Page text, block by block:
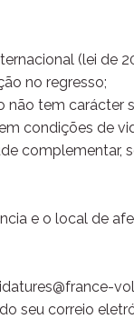
(lei de
no regresso;
não tem carácter
condições de
complementar,
e o local de
seu correio